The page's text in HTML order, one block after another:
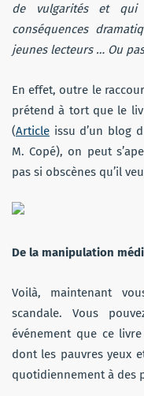
de vulgarités et
conséquences
jeunes lecteurs … Ou
En effet, outre le
prétend à tort que le
(Article issu d’un blog
M. Copé), on peut
pas si obscènes qu’il
De la manipulation
Voilà, maintenant
scandale. Vous
événement que ce
dont les pauvres yeux
quotidiennement à des